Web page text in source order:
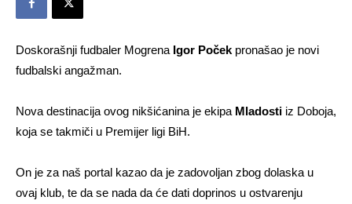
Doskorašnji fudbaler Mogrena Igor Poček pronašao je novi
fudbalski angažman.
Nova destinacija ovog nikšićanina je ekipa Mladosti iz Doboja,
koja se takmiči u Premijer ligi BiH.
On je za naš portal kazao da je zadovoljan zbog dolaska u
ovaj klub, te da se nada da će dati doprinos u ostvarenju